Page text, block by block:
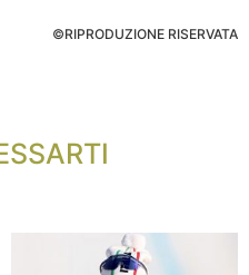
©RIPRODUZIONE RISERVATA